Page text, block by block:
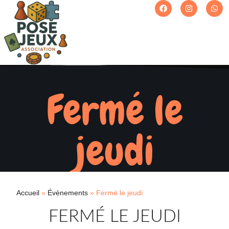
Fermé le
jeudi
Accueil » Évènements » Fermé le jeudi
FERMÉ LE JEUDI